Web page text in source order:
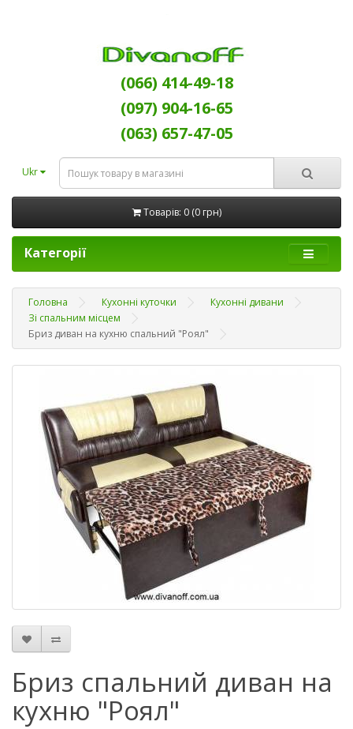
(066) 414-49-18
(097) 904-16-65
(063) 657-47-05
Ukr
Товарів: 0 (0 грн)
Категорії
Головна Кухонні куточки
Кухонні дивани
Зі спальним місцем
Бриз диван на кухню спальний "Роял"
Бриз спальний диван на
кухню "Роял"